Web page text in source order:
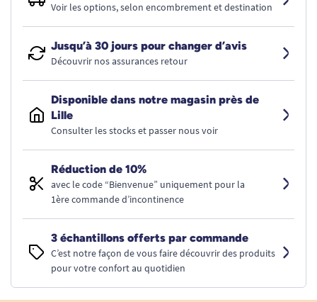
Voir les options, selon encombrement et destination
Jusqu’à 30 jours pour changer d’avis
Découvrir nos assurances retour
Disponible dans notre magasin près de
Lille
Consulter les stocks et passer nous voir
Réduction de 10%
avec le code “Bienvenue” uniquement pour la
1ère commande d’incontinence
3 échantillons offerts par commande
C’est notre façon de vous faire découvrir des produits
pour votre confort au quotidien